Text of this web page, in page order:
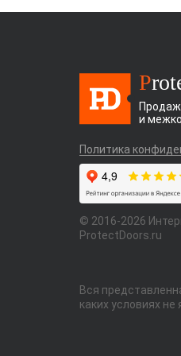
P
и
Политика
© 2016-2026
ProtectDoors.ru
Вся
каких условиях